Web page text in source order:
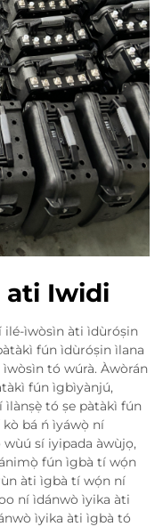
ati Iwidi
ilé-ìwòsìn àti ìdùróṣin
fún ìdùróṣin ìlana
tó wúrà. Àwòrán
fún ìgbìyànjú,
tó ṣe pàtàkì fún
bá ń ìyáwọ̀ ní
sí iyipada àwùjọ,
fún ìgbà tí wọ́n
àti ìgbà tí wọ́n ní
ní ìdánwò ìyika àti
ìyika àti ìgbà tó